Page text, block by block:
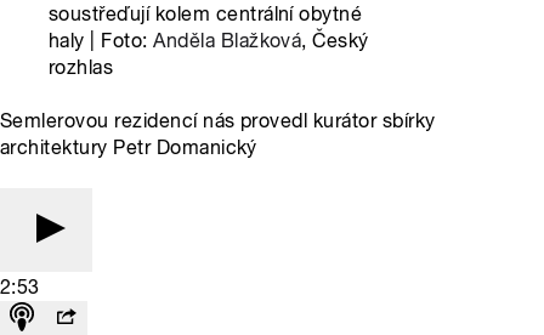
soustřeďují kolem centrální obytné
haly | Foto:Anděla Blažková, Český
rozhlas
Semlerovou rezidencí nás provedl kurátor sbírky
architektury Petr Domanický
2:53